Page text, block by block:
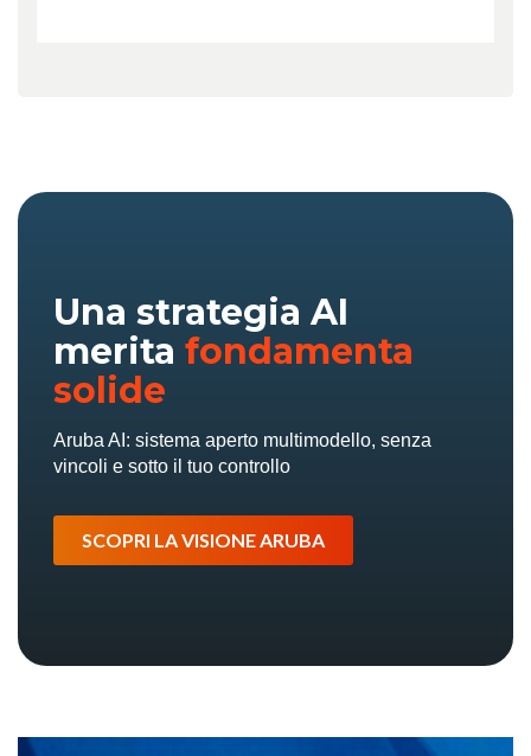
Una strategia AI
merita fondamenta
solide
Aruba AI: sistema aperto multimodello, senza
vincoli e sotto il tuo controllo
SCOPRI LA VISIONE ARUBA